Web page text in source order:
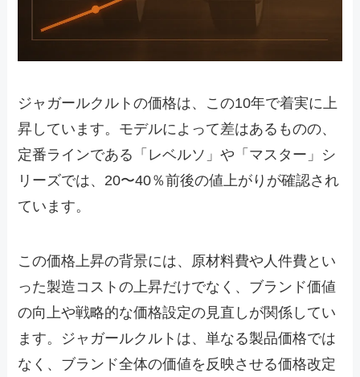
ジャガールクルトの価格は、この10年で着実に上
昇しています。モデルによって差はあるものの、
定番ラインである「レベルソ」や「マスター」シ
リーズでは、20〜40％前後の値上がりが確認され
ています。
この価格上昇の背景には、原材料費や人件費とい
った製造コストの上昇だけでなく、ブランド価値
の向上や戦略的な価格設定の見直しが関係してい
ます。ジャガールクルトは、単なる製品価格では
なく、ブランド全体の価値を反映させる価格改定